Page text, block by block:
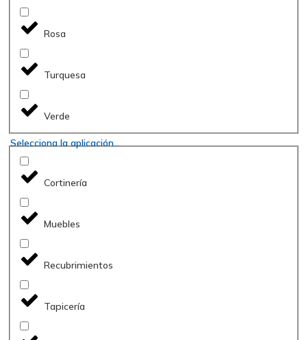
Rosa
Turquesa
Verde
Selecciona la aplicación...
Cortinería
Muebles
Recubrimientos
Tapicería